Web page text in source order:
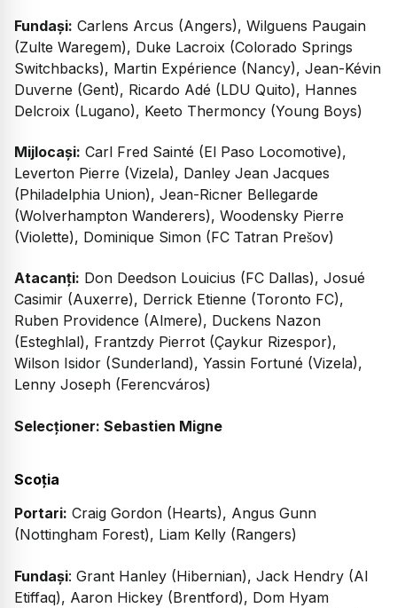
Fundași: Carlens Arcus (Angers), Wilguens Paugain
(Zulte Waregem), Duke Lacroix (Colorado Springs
Switchbacks), Martin Expérience (Nancy), Jean-Kévin
Duverne (Gent), Ricardo Adé (LDU Quito), Hannes
Delcroix (Lugano), Keeto Thermoncy (Young Boys)
Mijlocași: Carl Fred Sainté (El Paso Locomotive),
Leverton Pierre (Vizela), Danley Jean Jacques
(Philadelphia Union), Jean-Ricner Bellegarde
(Wolverhampton Wanderers), Woodensky Pierre
(Violette), Dominique Simon (FC Tatran Prešov)
Atacanți: Don Deedson Louicius (FC Dallas), Josué
Casimir (Auxerre), Derrick Etienne (Toronto FC),
Ruben Providence (Almere), Duckens Nazon
(Esteghlal), Frantzdy Pierrot (Çaykur Rizespor),
Wilson Isidor (Sunderland), Yassin Fortuné (Vizela),
Lenny Joseph (Ferencváros)
Selecționer: Sebastien Migne
Scoția
Portari: Craig Gordon (Hearts), Angus Gunn
(Nottingham Forest), Liam Kelly (Rangers)
Fundași: Grant Hanley (Hibernian), Jack Hendry (Al
Etiffaq), Aaron Hickey (Brentford), Dom Hyam